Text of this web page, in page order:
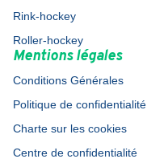
Rink-hockey
Roller-hockey
Mentions légales
Conditions Générales
Politique de confidentialité
Charte sur les cookies
Centre de confidentialité